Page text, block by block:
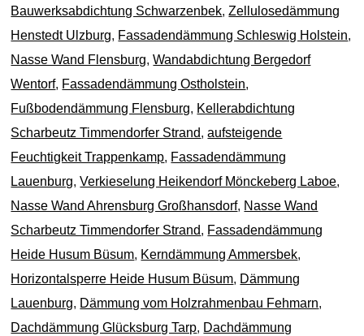
Bauwerksabdichtung Schwarzenbek,Zellulosedämmung
Henstedt Ulzburg, Fassadendämmung Schleswig Holstein,
Nasse Wand Flensburg,Wandabdichtung Bergedorf
Wentorf, Fassadendämmung Ostholstein,
Fußbodendämmung Flensburg, Kellerabdichtung
Scharbeutz Timmendorfer Strand,aufsteigende
Feuchtigkeit Trappenkamp, Fassadendämmung
Lauenburg,Verkieselung Heikendorf Mönckeberg Laboe,
Nasse Wand Ahrensburg Großhansdorf, Nasse Wand
Scharbeutz Timmendorfer Strand, Fassadendämmung
Heide Husum Büsum, Kerndämmung Ammersbek,
Horizontalsperre Heide Husum Büsum, Dämmung
Lauenburg, Dämmung vom Holzrahmenbau Fehmarn,
Dachdämmung Glücksburg Tarp, Dachdämmung